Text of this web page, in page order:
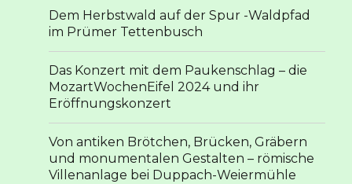
Dem Herbstwald auf der Spur -Waldpfad
im Prümer Tettenbusch
Das Konzert mit dem Paukenschlag – die
MozartWochenEifel 2024 und ihr
Eröffnungskonzert
Von antiken Brötchen, Brücken, Gräbern
und monumentalen Gestalten – römische
Villenanlage bei Duppach-Weiermühle